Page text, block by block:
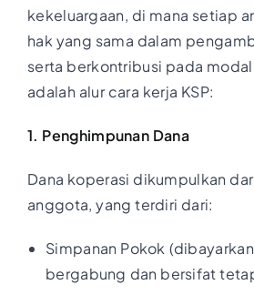
kekeluargaan, di mana setiap
hak yang sama dalam
serta berkontribusi pada
adalah alur cara kerja KSP:
1. Penghimpunan Dana
Dana koperasi dikumpulkan
anggota, yang terdiri dari:
Simpanan Pokok
bergabung dan bersifat